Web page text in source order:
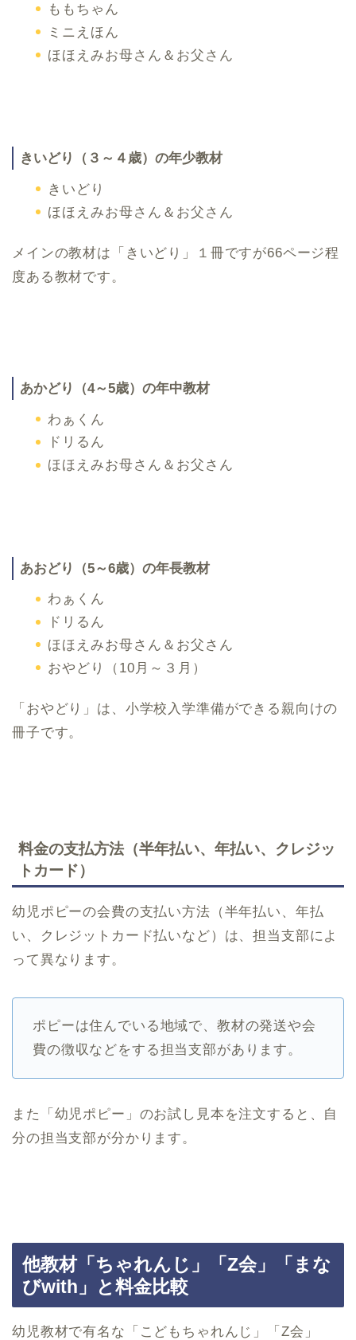
ももちゃん
ミニえほん
ほほえみお母さん＆お父さん
きいどり（３～４歳）の年少教材
きいどり
ほほえみお母さん＆お父さん
メインの教材は「きいどり」１冊ですが66ページ程
度ある教材です。
あかどり（4～5歳）の年中教材
わぁくん
ドリるん
ほほえみお母さん＆お父さん
あおどり（5～6歳）の年長教材
わぁくん
ドリるん
ほほえみお母さん＆お父さん
おやどり（10月～３月）
「おやどり」は、小学校入学準備ができる親向けの
冊子です。
料金の支払方法（半年払い、年払い、クレジッ
トカード）
幼児ポピーの会費の支払い方法（半年払い、年払
い、クレジットカード払いなど）は、担当支部によ
って異なります。
ポピーは住んでいる地域で、教材の発送や会
費の徴収などをする担当支部があります。
また「幼児ポピー」のお試し見本を注文すると、自
分の担当支部が分かります。
他教材「ちゃれんじ」「Z会」「まな
びwith」と料金比較
幼児教材で有名な「こどもちゃれんじ」「Z会」